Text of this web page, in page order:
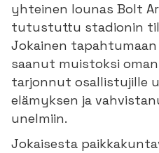
yhteinen lounas Bolt
tutustuttu stadionin
Jokainen
saanut muistoksi oman
tarjonnut osallistujille
elämyksen ja
unelmiin.
Jokaisesta